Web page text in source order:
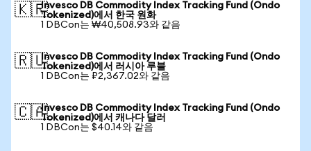
🇰🇷Invesco DB Commodity Index Tracking Fund (Ondo
Tokenized)에서 한국 원화
1 DBCon는 ₩40,508.93와 같음
🇷🇺Invesco DB Commodity Index Tracking Fund (Ondo
Tokenized)에서 러시아 루블
1 DBCon는 ₽2,367.02와 같음
🇨🇦Invesco DB Commodity Index Tracking Fund (Ondo
Tokenized)에서 캐나다 달러
1 DBCon는 $40.14와 같음